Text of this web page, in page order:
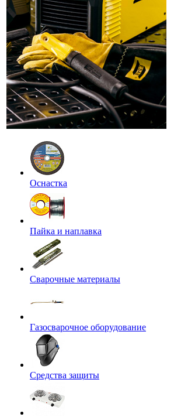
Оснастка
Пайка и наплавка
Сварочные материалы
Газосварочное оборудование
Средства защиты